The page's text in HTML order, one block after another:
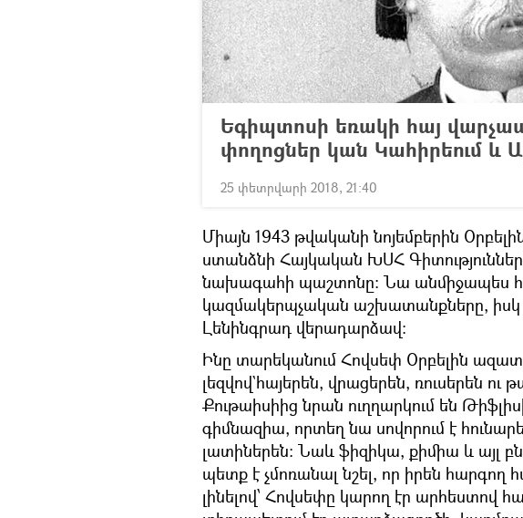
Եգիպտոսի եռակի հայ
փողոցներ կան Կահիրեում և
25 փետրվարի 2018, 21:40
Միայն 1943 թվականի նոյեմբերին
ստանձնի Հայկական ԽՍՀ
նախագահի պաշտոնը։ Նա անմիջապես
կազմակերպչական աշխատանքները,
Լենինգրադ վերադարձավ։
Ինը տարեկանում Հովսեփ Օրբելին ազատ
լեզվով`հայերեն, վրացերեն, ռուսերեն
Քութաիսիից նրան ուղղարկում են
գիմնազիա, որտեղ նա սովորում է
լատիներեն։ Նաև ֆիզիկա, քիմիա և այլ
պետք է չմոռանալ նշել, որ իրեն
լինելով՝ Հովսեփը կարող էր արհեստով